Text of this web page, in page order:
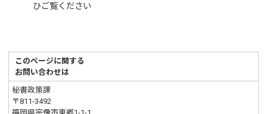
ひご覧ください
このページに関する
お問い合わせは
秘書政策課
〒811-3492